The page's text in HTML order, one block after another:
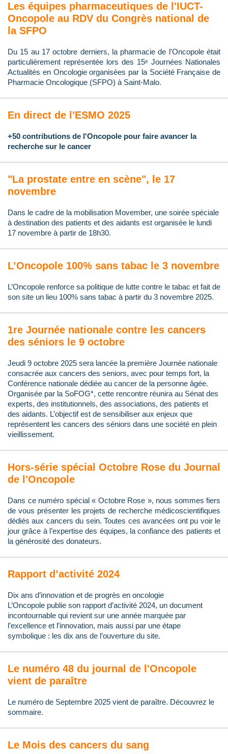
Les équipes pharmaceutiques de l'IUCT-
Oncopole au RDV du Congrès national de
la SFPO
Du 15 au 17 octobre derniers, la pharmacie de l'Oncopole était
particulièrement représentée lors des 15ᵉ Journées Nationales
Actualités en Oncologie organisées par la Société Française de
Pharmacie Oncologique (SFPO) à Saint-Malo.
En direct de l'ESMO 2025
+50 contributions de l'Oncopole pour faire avancer la
recherche sur le cancer
"La prostate entre en scène", le 17
novembre
Dans le cadre de la mobilisation Movember, une soirée spéciale
à destination des patients et des aidants est organisée le lundi
17 novembre à partir de 18h30.
L’Oncopole 100% sans tabac le 3 novembre
L’Oncopole renforce sa politique de lutte contre le tabac et fait de
son site un lieu 100% sans tabac à partir du 3 novembre 2025.
1re Journée nationale contre les cancers
des séniors le 9 octobre
Jeudi 9 octobre 2025 sera lancée la première Journée nationale
consacrée aux cancers des seniors, avec pour temps fort, la
Conférence nationale dédiée au cancer de la personne âgée.
Organisée par la SoFOG*, cette rencontre réunira au Sénat des
experts, des institutionnels, des associations, des patients et
des aidants. L’objectif est de sensibiliser aux enjeux que
représentent les cancers des séniors dans une société en plein
vieillissement.
Hors-série spécial Octobre Rose du Journal
de l'Oncopole
Dans ce numéro spécial « Octobre Rose », nous sommes fiers
de vous présenter les projets de recherche médicoscientifiques
dédiés aux cancers du sein. Toutes ces avancées ont pu voir le
jour grâce à l’expertise des équipes, la confiance des patients et
la générosité des donateurs.
Rapport d’activité 2024
Dix ans d’innovation et de progrès en oncologie
L’Oncopole publie son rapport d’activité 2024, un document
incontournable qui revient sur une année marquée par
l’excellence et l’innovation, mais aussi par une étape
symbolique : les dix ans de l’ouverture du site.
Le numéro 48 du journal de l'Oncopole
vient de paraître
Le numéro de Septembre 2025 vient de paraître. Découvrez le
sommaire.
Le Mois des cancers du sang